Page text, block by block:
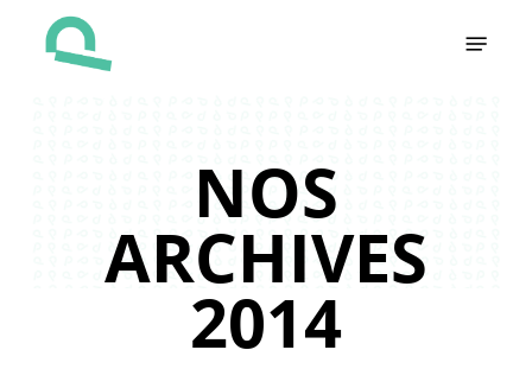
NOS
ARCHIVES
2014